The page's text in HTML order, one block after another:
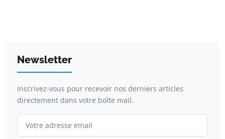
Newsletter
Inscrivez-vous pour recevoir nos derniers articles
directement dans votre boîte mail.